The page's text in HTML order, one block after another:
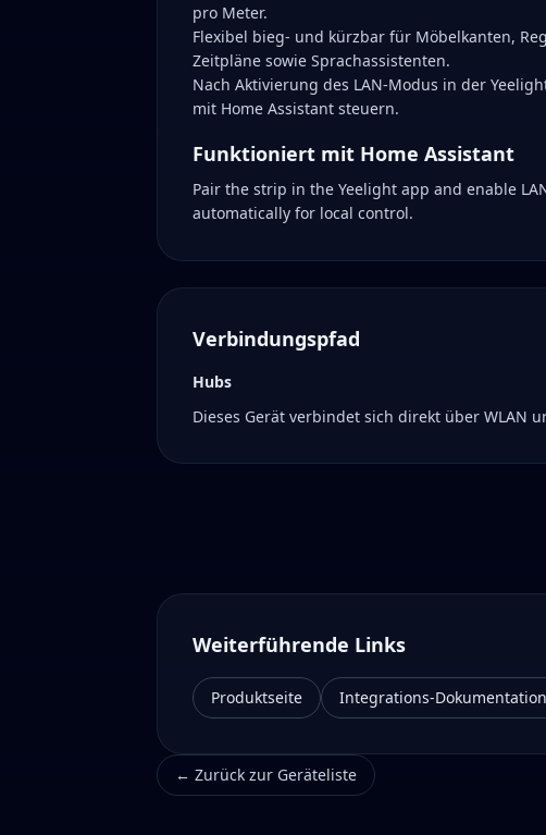
pro Meter.
Flexibel bieg- und kürzbar für Möbelkanten,
Zeitpläne sowie Sprachassistenten.
Nach Aktivierung des LAN-Modus in der
mit Home Assistant steuern.
Funktioniert mit Home Assistant
Pair the strip in the Yeelight app and enable
automatically for local control.
Verbindungspfad
Hubs
Dieses Gerät verbindet sich direkt über WLAN
Weiterführende Links
Produktseite Integrations-Dokumentation
← Zurück zur Geräteliste